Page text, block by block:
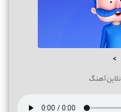
>
آهنگ